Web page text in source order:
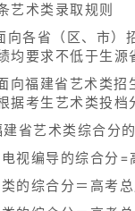
艺术类录取规则
向各省（区、市）
均要求不低于生源
向福建省艺术类招
据考生艺术类投档
建省艺术类综合分
视编导的综合分=
的综合分＝高考总